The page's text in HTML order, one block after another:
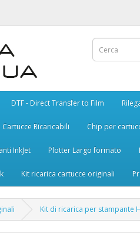
DTF - Direct Transfer to Film
Cartucce Ricaricabili Chip per
InkJet Plotter Largo formato
Kit ricarica cartucce originali
Kit di ricarica per stampante